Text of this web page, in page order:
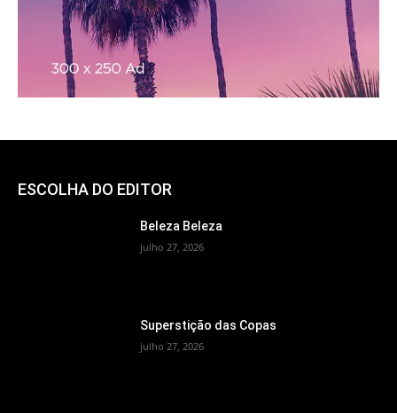
ESCOLHA DO EDITOR
Beleza Beleza
julho 27, 2026
Superstição das Copas
julho 27, 2026